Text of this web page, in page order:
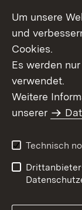
Barrierefreiheit
Um unsere
und
Cookies.
Es werden
verwendet.
Weitere
unserer
Technisch